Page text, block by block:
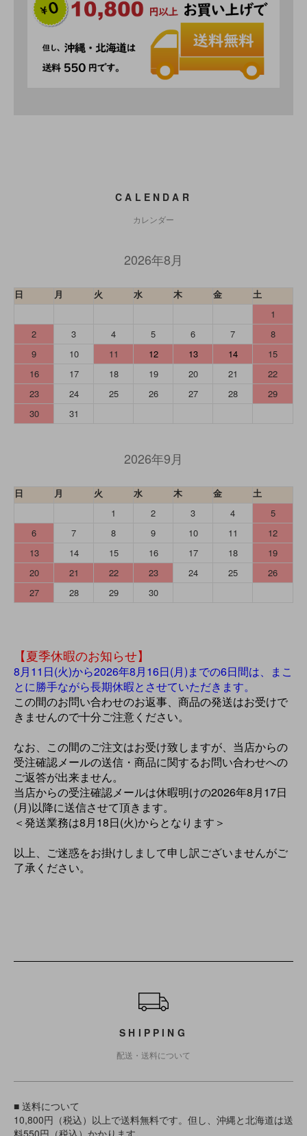
CALENDAR
カレンダー
2026年8月
日 月 火 水 木 金
土
1
2
3 4 5 6 7
8
9
10 11 12 13 14
15
16
17 18 19 20 21
22
23
24 25 26 27 28
29
30
31
2026年9月
日 月 火 水 木 金
土
1
2 3 4
5
6
7 8 9 10 11
12
13
14 15 16 17 18
19
20
21 22 23 24 25
26
27
28 29 30
【夏季休暇のお知らせ】
8月11日(火)から2026年8月16日(月)までの6日間は、まこ
とに勝手ながら長期休暇とさせていただきます。
この間のお問い合わせのお返事、商品の発送はお受けで
きませんので十分ご注意ください。
なお、この間のご注文はお受け致しますが、当店からの
受注確認メールの送信・商品に関するお問い合わせへの
ご返答が出来ません。
当店からの受注確認メールは休暇明けの2026年8月17日
(月)以降に送信させて頂きます。
＜発送業務は8月18日(火)からとなります＞
以上、ご迷惑をお掛けしまして申し訳ございませんがご
了承ください。
ショッピングガイド
SHIPPING
配送・送料について
■ 送料について
10,800円（税込）以上で送料無料です。但し、沖縄と北海道は送
料550円（税込）かかります。